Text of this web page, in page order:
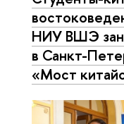
НИУ ВШЭ
в Санкт-
«Мост